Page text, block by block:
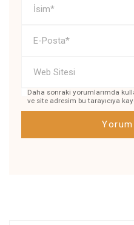
Daha sonraki yorumlarımda
ve site adresim bu tarayıcıya